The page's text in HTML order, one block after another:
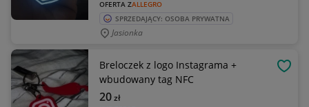
OFERTA ZALLEGRO
SPRZEDAJĄCY: OSOBA PRYWATNA
Jasionka
Breloczek z logo Instagrama +
wbudowany tag NFC
20zł